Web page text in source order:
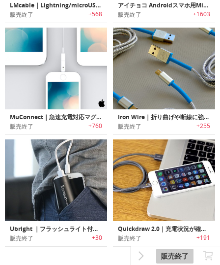
販売終了
LMcable｜Lightning/microUSB両対応の2-in-1ケーブル「エルエムケーブル」
販売終了 +568
アイチョコ Androidスマホ用Micro USB充電ケーブル
販売終了 +1603
MuConnect｜急速充電対応マグネット充電ケーブル「ミューコネクト」
販売終了 +760
Iron Wire｜折り曲げや断線に強いケブラー製充電ケーブル「アイアンワイヤー」
販売終了 +255
Ubright ｜フラッシュライト付き5000mAhポータブルチャージャー 「ユーブライト」
販売終了 +30
Quickdraw 2.0｜充電状況が確認できるLED付リバーシブルUSBケーブル「クイックドロー2.0」
販売終了 +191